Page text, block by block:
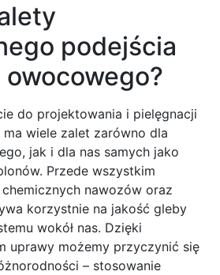
podejścia
do projektowania i pielęgnacji
wiele zalet zarówno dla
jak i dla nas samych jako
Przede wszystkim
nawozów oraz
korzystnie na jakość gleby
wokół nas. Dzięki
uprawy możemy przyczynić się
– stosowanie